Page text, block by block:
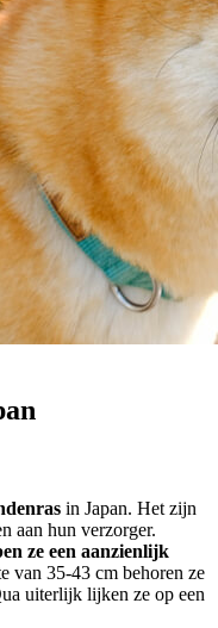
in Japan. Het zijn
aan hun verzorger.
ze een aanzienlijk
van 35-43 cm behoren ze
uiterlijk lijken ze op een